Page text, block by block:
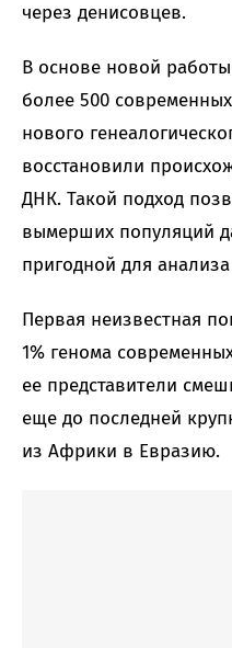
через денисовцев.
В основе новой
более 500
нового
восстановили
ДНК. Такой подход
вымерших популяций
пригодной для
Первая неизвестная
1% генома
ее представители
еще до последней
из Африки в Евразию.